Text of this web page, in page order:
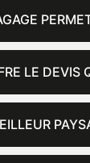
LE DEVIS